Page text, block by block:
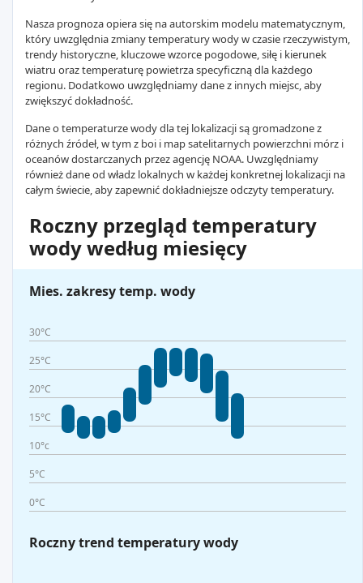
Nasza prognoza opiera się na autorskim modelu matematycznym,
który uwzględnia zmiany temperatury wody w czasie rzeczywistym,
trendy historyczne, kluczowe wzorce pogodowe, siłę i kierunek
wiatru oraz temperaturę powietrza specyficzną dla każdego
regionu. Dodatkowo uwzględniamy dane z innych miejsc, aby
zwiększyć dokładność.
Dane o temperaturze wody dla tej lokalizacji są gromadzone z
różnych źródeł, w tym z boi i map satelitarnych powierzchni mórz i
oceanów dostarczanych przez agencję NOAA. Uwzględniamy
również dane od władz lokalnych w każdej konkretnej lokalizacji na
całym świecie, aby zapewnić dokładniejsze odczyty temperatury.
Roczny przegląd temperatury
wody według miesięcy
Mies. zakresy temp. wody
30°C
25°C
20°C
15°C
10°c
5°C
0°C
Roczny trend temperatury wody